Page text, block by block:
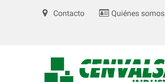
Contacto Quiénes somos